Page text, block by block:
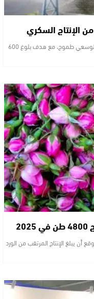
قالت مجموعة كوسومار أإنها تستعد لإطلاق موسم توسعي طموح، مع هدف بلوغ 600
أن يبلغ الإنتاج المرتقب من الورد